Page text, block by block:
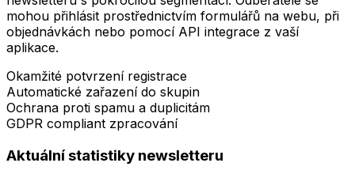
mohou přihlásit prostřednictvím formulářů na webu, při
objednávkách nebo pomocí API integrace z vaší
aplikace.
Okamžité potvrzení registrace
Automatické zařazení do skupin
Ochrana proti spamu a duplicitám
GDPR compliant zpracování
Aktuální statistiky newsletteru